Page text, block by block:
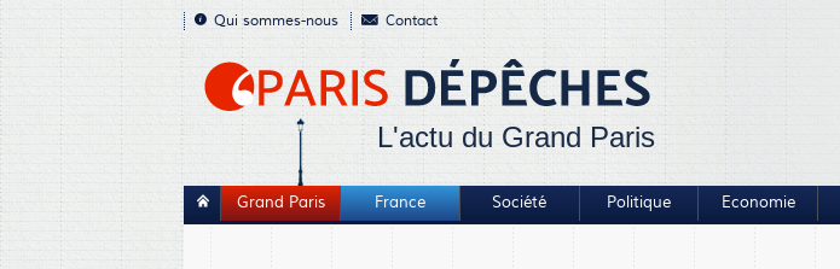
Qui sommes-nous Contact
L'actu du Grand Paris
Grand Paris France Société Politique Economie